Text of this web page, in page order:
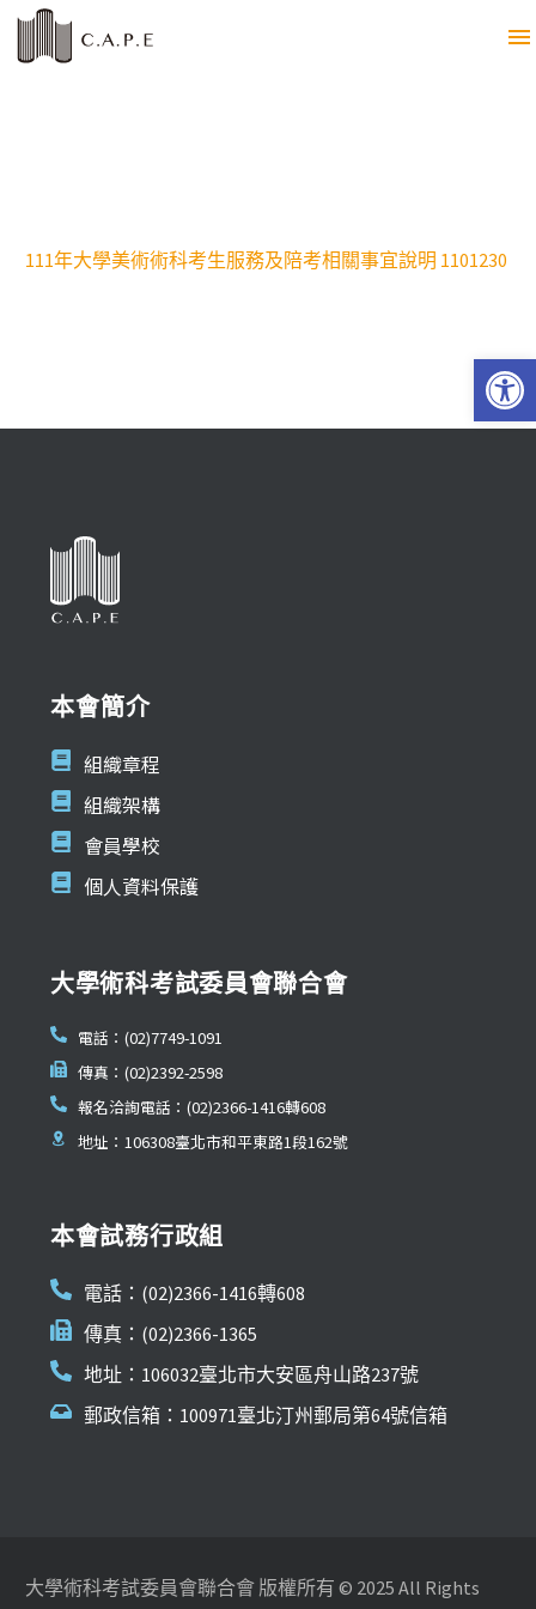
111年大學美術術科考生服務及陪考相關事宜說明 1101230
本會簡介
組織章程
組織架構
會員學校
個人資料保護
大學術科考試委員會聯合會
電話：(02)7749-1091
傳真：(02)2392-2598
報名洽詢電話：(02)2366-1416轉608
地址：106308臺北市和平東路1段162號
本會試務行政組
電話：(02)2366-1416轉608
傳真：(02)2366-1365
地址：106032臺北市大安區舟山路237號
郵政信箱：100971臺北汀州郵局第64號信箱
大學術科考試委員會聯合會 版權所有 © 2025 All Rights